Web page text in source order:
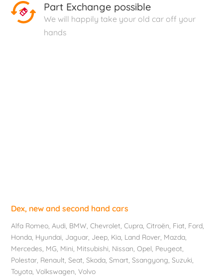
Part Exchange possible
We will happily take your old car off your
hands
Dex, new and second hand cars
Alfa Romeo,Audi, BMW,Chevrolet, Cupra,Citroën, Fiat, Ford,
Honda, Hyundai, Jaguar, Jeep, Kia, Land Rover, Mazda,
Mercedes, MG, Mini, Mitsubishi, Nissan,Opel, Peugeot,
Polestar, Renault,Seat,Skoda,Smart,Ssangyong,Suzuki,
Toyota,Volkswagen,Volvo